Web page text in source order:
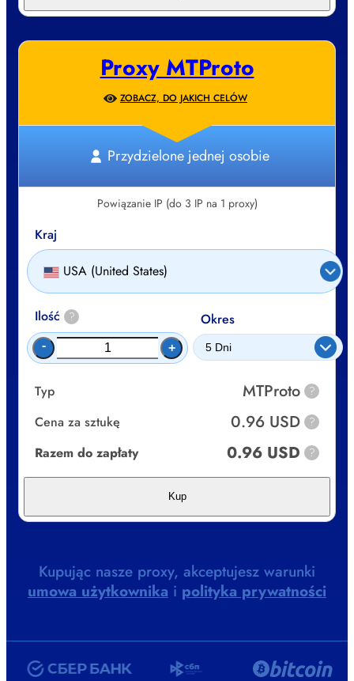
Proxy MTProto
ZOBACZ, DO JAKICH CELÓW
Przydzielone jednej osobie
Powiązanie IP (do 3 IP na 1 proxy)
Kraj
USA (United States)
Ilość ?
- +
Okres
Typ MTProto ?
Cena za sztukę 0.96 USD ?
Razem do zapłaty 0.96 USD ?
Kup
Kupując nasze proxy, akceptujesz warunki
umowa użytkownika i polityka prywatności